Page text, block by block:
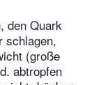
den Quark
schlagen,
(große
abtropfen